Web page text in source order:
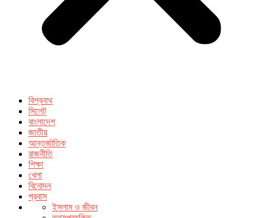
বিশ্বনাথ
সিলেট
বাংলাদেশ
জাতীয়
আন্তর্জাতিক
রাজনীতি
শিক্ষা
খেলা
বিনোদন
প্রবাস
ইসলাম ও জীবন